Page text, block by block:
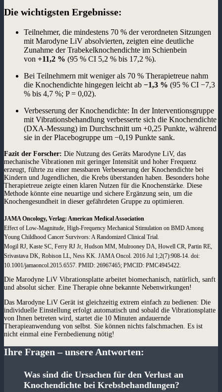
Die wichtigsten Ergebnisse:
Teilnehmer, die mindestens 70 % der verordneten Sitzungen
mit Marodyne LiV absolvierten, zeigten eine deutliche
Zunahme der Trabekelknochendichte im Schienbein
von +11,2 % (95 % CI 5,2 % bis 17,2 %).
Bei Teilnehmern mit weniger als 70 % Therapietreue nahm
die Knochendichte hingegen leicht ab −1,3 % (95 % CI −7,3
% bis 4,7 %; P = 0,02).
Verbesserung der Knochendichte: In der Interventionsgruppe
mit Vibrationsbehandlung verbesserte sich die Knochendichte
(DXA-Messung) im Durchschnitt um +0,25 Punkte, während
sie in der Placebogruppe um −0,19 Punkte sank.
Fazit der Forscher: Die Nutzung des Geräts Marodyne LiV, das
mechanische Vibrationen mit geringer Intensität und hoher Frequenz
erzeugt, führte zu einer messbaren Verbesserung der Knochendichte bei
Kindern und Jugendlichen, die Krebs überstanden haben. Besonders hohe
Therapietreue zeigte einen klaren Nutzen für die Knochenstärke. Diese
Methode könnte eine neuartige und sichere Ergänzung sein, um die
Knochengesundheit in dieser gefährdeten Gruppe zu optimieren.
JAMA Oncology, Verlag: American Medical Association
Effect of Low-Magnitude, High-Frequency Mechanical Stimulation on BMD Among
Young Childhood Cancer Survivors: A Randomized Clinical Trial.
Mogil RJ, Kaste SC, Ferry RJ Jr, Hudson MM, Mulrooney DA, Howell CR, Partin RE,
Srivastava DK, Robison LL, Ness KK. JAMA Oncol. 2016 Jul 1;2(7):908-14. doi:
10.1001/jamaoncol.2015.6557. PMID: 26967465; PMCID: PMC4945422.
Die Marodyne LiV Vibrationsplatte arbeitet biomechanisch, natürlich, sanft
und absolut sicher. Eine Therapie ohne bekannte Nebenwirkungen!
Das Marodyne LiV Gerät ist gleichzeitig extrem einfach zu bedienen: Die
individuelle Einstellung erfolgt automatisch und sobald die Vibrationsplatte
von Ihnen betreten wird, startet die 10 Minuten andauernde
Therapieanwendung von selbst. Sie können nichts falschmachen. Es ist
nicht einmal eine Fernbedienung nötig!
Ihre Fragen – unsere Antworten:
Was sind die Ursachen für den Verlust an
Knochendichte bei Krebsbehandlungen?